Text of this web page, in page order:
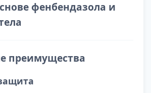
фенбендазола и
преимущества